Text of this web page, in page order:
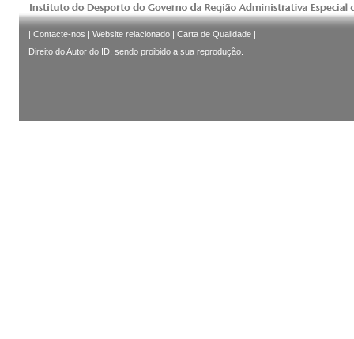
Contacte-nos Website relacionado Carta de Qualidade
Direito do Autor do ID, sendo proibido a sua reprodução.